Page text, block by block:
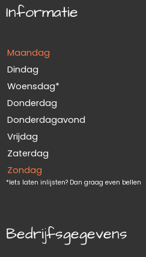
Informatie
Maandag
Dindag
Woensdag*
Donderdag
Donderdagavond
Vrijdag
Zaterdag
Zondag
*Iets laten inlijsten? Dan graag even bellen
Bedrijfsgegevens